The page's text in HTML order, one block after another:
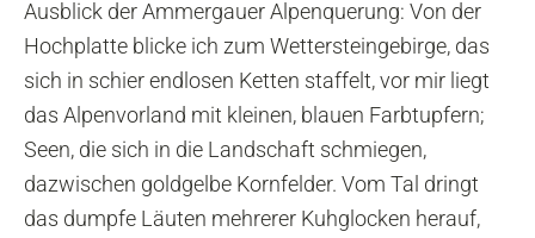
Ausblick der Ammergauer Alpenquerung: Von der
Hochplatte blicke ich zum Wettersteingebirge, das
sich in schier endlosen Ketten staffelt, vor mir liegt
das Alpenvorland mit kleinen, blauen Farbtupfern;
Seen, die sich in die Landschaft schmiegen,
dazwischen goldgelbe Kornfelder. Vom Tal dringt
das dumpfe Läuten mehrerer Kuhglocken herauf,